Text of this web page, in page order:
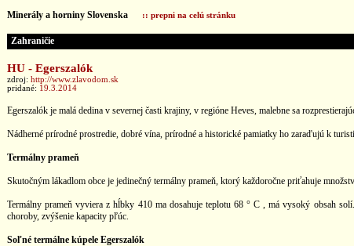
Minerály a horniny Slovenska :: prepni na celú stránku
Zahraničie
HU - Egerszalók
zdroj: http://www.zlavodom.sk
pridané: 19.3.2014
Egerszalók je malá dedina v severnej časti krajiny, v regióne Heves, malebne sa
Nádherné prírodné prostredie, dobré vína, prírodné a historické pamiatky ho zaraďujú k
Termálny prameň
Skutočným lákadlom obce je jedinečný termálny prameň, ktorý každoročne priťahuje
Termálny prameň vyviera z hĺbky 410 ma dosahuje teplotu 68 ° C , má vysoký obsah
choroby, zvýšenie kapacity pľúc.
Soľné termálne kúpele Egerszalók